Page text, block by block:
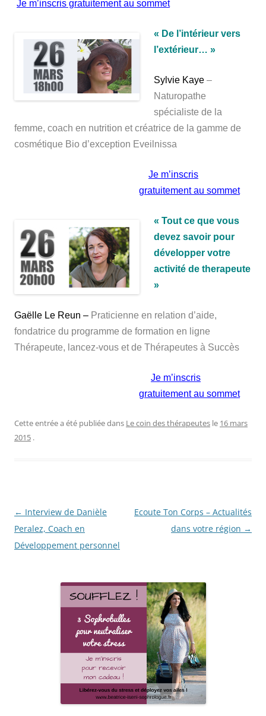
Je m’inscris gratuitement au sommet
« De l’intérieur vers
l’extérieur… »
Sylvie Kaye –
Naturopathe
spécialiste de la
femme, coach en nutrition et créatrice de la gamme de
cosmétique Bio d’exception Eveilnissa
Je m’inscris
gratuitement au sommet
« Tout ce que vous
devez savoir pour
développer votre
activité de therapeute
»
Gaëlle Le Reun – Praticienne en relation d’aide,
fondatrice du programme de formation en ligne
Thérapeute, lancez-vous et de Thérapeutes à Succès
Je m’inscris
gratuitement au sommet
Cette entrée a été publiée dans Le coin des thérapeutes le 16 mars
2015 .
Navigation
des
articles
← Interview de Danièle
Peralez, Coach en
Développement personnel
Ecoute Ton Corps – Actualités
dans votre région →